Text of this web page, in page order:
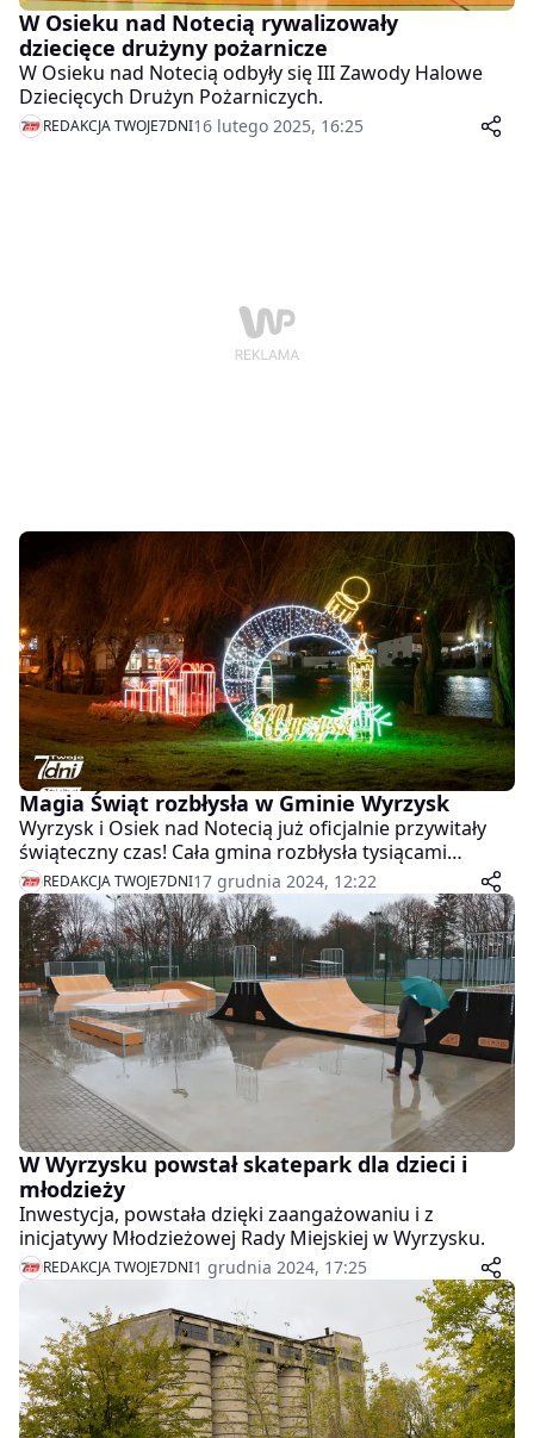
W Osieku nad Notecią rywalizowały
dziecięce drużyny pożarnicze
W Osieku nad Notecią odbyły się III Zawody Halowe
Dziecięcych Drużyn Pożarniczych.
REDAKCJA TWOJE7DNI16 lutego 2025, 16:25
Magia Świąt rozbłysła w Gminie Wyrzysk
Wyrzysk i Osiek nad Notecią już oficjalnie przywitały
świąteczny czas! Cała gmina rozbłysła tysiącami
światełek, tworząc niepowtarzalny, magiczny klimat.
Zarówno władze gminy, jak i sami mieszkańcy dołożyli
wszelkich starań, aby tegoroczne święta były
wyjątkowe.
REDAKCJA TWOJE7DNI17 grudnia 2024, 12:22
W Wyrzysku powstał skatepark dla dzieci i
młodzieży
Inwestycja, powstała dzięki zaangażowaniu i z
inicjatywy Młodzieżowej Rady Miejskiej w Wyrzysku.
REDAKCJA TWOJE7DNI1 grudnia 2024, 17:25